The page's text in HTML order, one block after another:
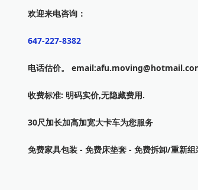
欢迎来电咨询：
647-227-8382
电话估价。
收费标准: 明码实价,无隐藏费用.
30尺加长加高加宽大卡车为您服务
免费家具包装 - 免费床垫套 - 免费拆卸/重新